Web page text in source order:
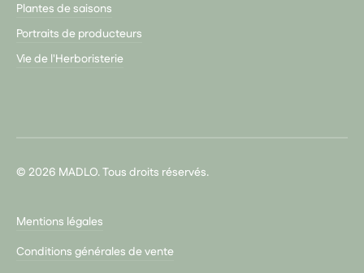
Plantes de saisons
Portraits de producteurs
Vie de l'Herboristerie
© 2026 MADLO. Tous droits réservés.
Mentions légales
Conditions générales de vente